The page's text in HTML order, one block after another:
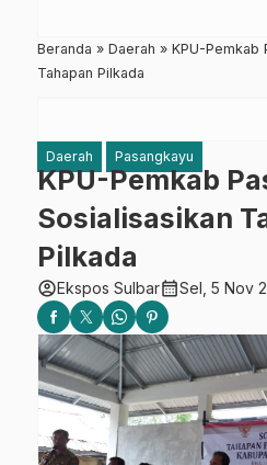
Beranda » Daerah » KPU-Pemkab
Tahapan Pilkada
Daerah Pasangkayu
KPU-Pemkab
Sosialisasikan
Pilkada
account_circleEkspos Sulbarcalendar_monthSel, 5 Nov